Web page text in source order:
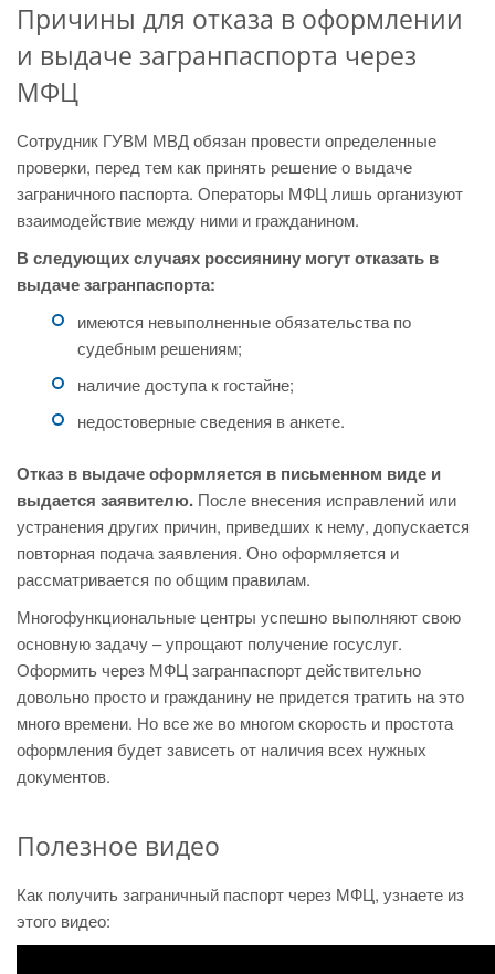
Причины для отказа в оформлении
и выдаче загранпаспорта через
МФЦ
Сотрудник ГУВМ МВД обязан провести определенные
проверки, перед тем как принять решение о выдаче
заграничного паспорта. Операторы МФЦ лишь организуют
взаимодействие между ними и гражданином.
В следующих случаях россиянину могут отказать в
выдаче загранпаспорта:
имеются невыполненные обязательства по
судебным решениям;
наличие доступа к гостайне;
недостоверные сведения в анкете.
Отказ в выдаче оформляется в письменном виде и
выдается заявителю. После внесения исправлений или
устранения других причин, приведших к нему, допускается
повторная подача заявления. Оно оформляется и
рассматривается по общим правилам.
Многофункциональные центры успешно выполняют свою
основную задачу – упрощают получение госуслуг.
Оформить через МФЦ загранпаспорт действительно
довольно просто и гражданину не придется тратить на это
много времени. Но все же во многом скорость и простота
оформления будет зависеть от наличия всех нужных
документов.
Полезное видео
Как получить заграничный паспорт через МФЦ, узнаете из
этого видео: